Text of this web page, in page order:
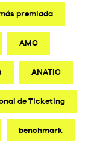
premiada
AMC
ANATIC
de Ticketing
benchmark